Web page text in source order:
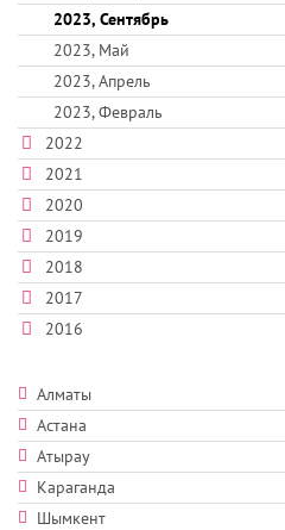
2023, Сентябрь
2023, Май
2023, Апрель
2023, Февраль
2022
2021
2020
2019
2018
2017
2016
Алматы
Астана
Атырау
Караганда
Шымкент